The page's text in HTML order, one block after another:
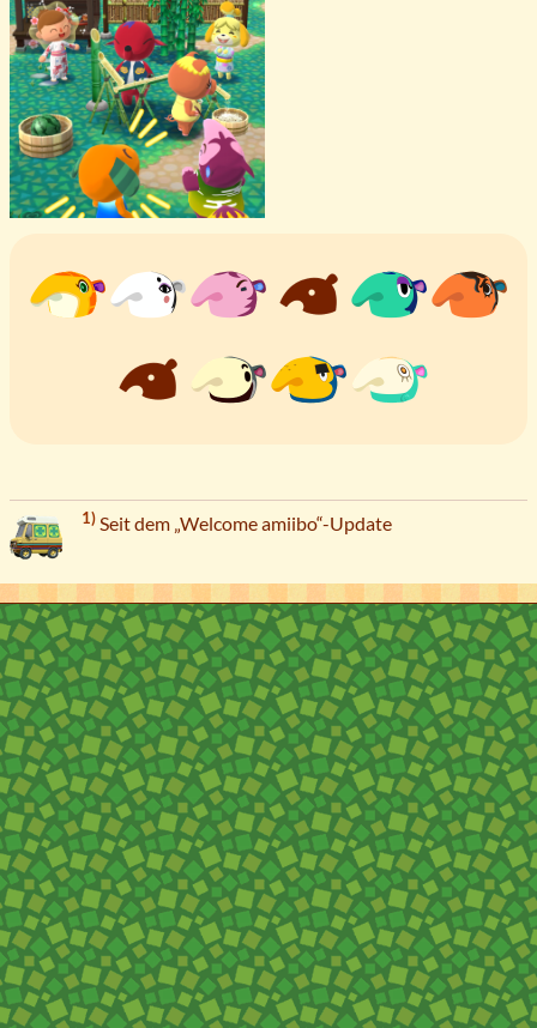
1)Seit dem „Welcome amiibo“-Update